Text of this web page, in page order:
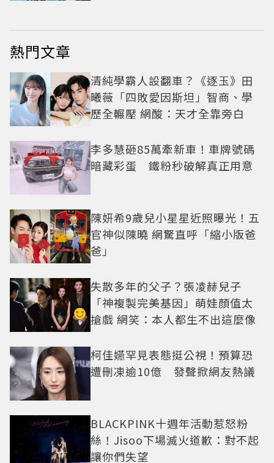
熱門文章
清純學霸人設翻車？《逐玉》田
曦薇「四敗愛因斯坦」智商、學
歷全輾壓 網酸：天才全靠旁白
李多慧砸85萬牽新車！車牌號碼
暗藏彩蛋 鐵粉秒破解真正用意
陳妍希9歲兒小星星近照曝光！五
官神似陳曉 網驚直呼「縮小版爸
爸」
失散多年的父子？張凌赫兒子
「神複製完美基因」萌娃顏值太
搶戲 網笑：本人都生不出這麼像
柯佳嬿罕見表態挺公視！預算恐
遭刪凍逾10億 發聲掀網友熱議
BLACKPINK十週年活動惹怒粉
絲！Jisoo下場滅火道歉：對不起
讓你們失望